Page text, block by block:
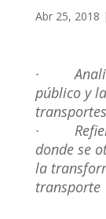
Abr 25, 2018 |
·
público y
·
donde se
la
transporte